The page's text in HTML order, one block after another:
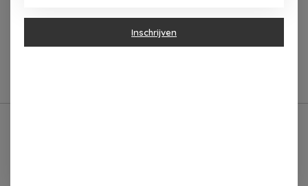
De bovenkant is een kandelaar voor een kaars en de
onderkant een waxinelicht houder. De kandelaar is 9cm
hoog en 7cm breed.
Inschrijven